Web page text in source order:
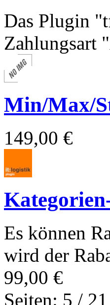
Das Plugin
Zahlungsart
Min/Max/
149,00 €
Es können
wird der
99,00 €
Seiten: 5 / 21